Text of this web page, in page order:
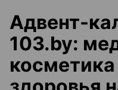
Адвент-
103.by: